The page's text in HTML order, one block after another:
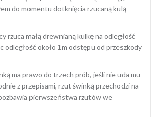
do momentu dotknięcia rzucaną kulą
rzuca małą drewnianą kulkę na odległość
odległość około 1m odstępu od przeszkody
ma prawo do trzech prób, jeśli nie uda mu
z przepisami, rzut świnką przechodzi na
pierwszeństwa rzutów we